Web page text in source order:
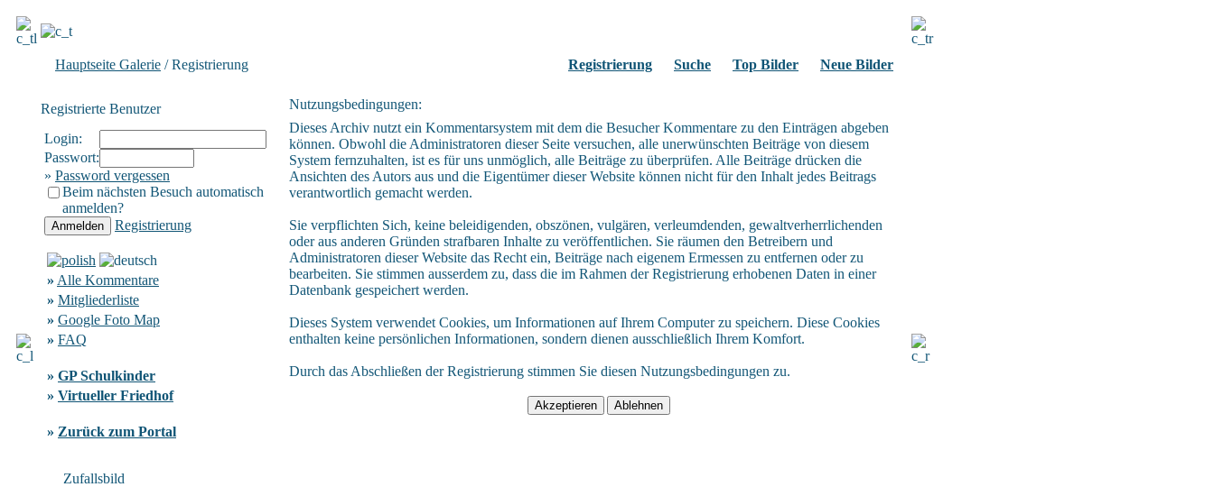
Hauptseite Galerie / Registrierung Registrierung Suche Top Bilder Neue Bilder
Registrierte Benutzer
Login:
Passwort:
» Password vergessen
Beim nächsten Besuch automatisch
anmelden?
Registrierung
» Alle Kommentare
» Mitgliederliste
» Google Foto Map
» FAQ
» GP Schulkinder
» Virtueller Friedhof
» Zurück zum Portal
Zufallsbild
Nutzungsbedingungen:
Dieses Archiv nutzt ein Kommentarsystem mit dem die Besucher Kommentare zu den Einträgen abgeben
können. Obwohl die Administratoren dieser Seite versuchen, alle unerwünschten Beiträge von diesem
System fernzuhalten, ist es für uns unmöglich, alle Beiträge zu überprüfen. Alle Beiträge drücken die
Ansichten des Autors aus und die Eigentümer dieser Website können nicht für den Inhalt jedes Beitrags
verantwortlich gemacht werden.
Sie verpflichten Sich, keine beleidigenden, obszönen, vulgären, verleumdenden, gewaltverherrlichenden
oder aus anderen Gründen strafbaren Inhalte zu veröffentlichen. Sie räumen den Betreibern und
Administratoren dieser Website das Recht ein, Beiträge nach eigenem Ermessen zu entfernen oder zu
bearbeiten. Sie stimmen ausserdem zu, dass die im Rahmen der Registrierung erhobenen Daten in einer
Datenbank gespeichert werden.
Dieses System verwendet Cookies, um Informationen auf Ihrem Computer zu speichern. Diese Cookies
enthalten keine persönlichen Informationen, sondern dienen ausschließlich Ihrem Komfort.
Durch das Abschließen der Registrierung stimmen Sie diesen Nutzungsbedingungen zu.